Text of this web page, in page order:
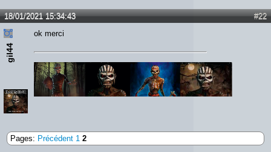
#22
18/01/2021 15:34:43
gil44
ok merci
Pages: Précédent 1 2